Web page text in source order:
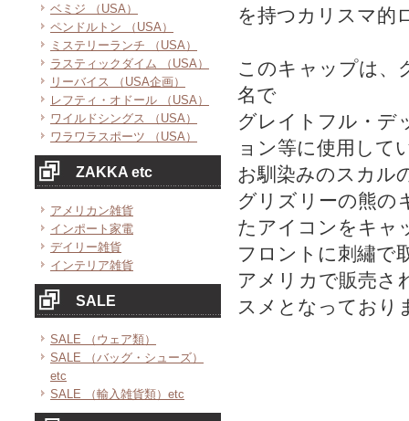
ベミジ （USA）
ペンドルトン （USA）
ミステリーランチ （USA）
ラスティックダイム （USA）
リーバイス （USA企画）
レフティ・オドール （USA）
ワイルドシングス （USA）
ワラワラスポーツ （USA）
ZAKKA etc
アメリカン雑貨
インポート家電
デイリー雑貨
インテリア雑貨
SALE
SALE （ウェア類）
SALE （バッグ・シューズ）
etc
SALE （輸入雑貨類）etc
を持つカリスマ的
このキャップは、
名で
グレイトフル・デ
ョン等に使用して
お馴染みのスカル
グリズリーの熊の
たアイコンをキャ
フロントに刺繡で
アメリカで販売さ
スメとなっており